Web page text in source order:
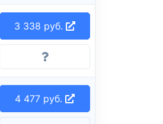
3 338 руб.
4 477 руб.